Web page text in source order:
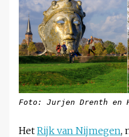
Foto: Jurjen Drenth en
Het Rijk van Nijmegen,